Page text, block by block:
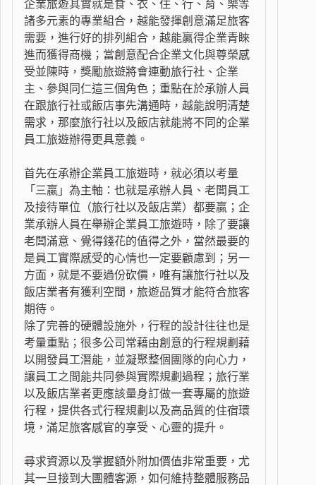
企業旅遊其實就是食、衣、住、行、育、樂等
諸多元素的專業組合，越能發揮創意滿足旅客
需要，進行好的排列組合，越能贏得企業青睞
進而獲得商機；當創意配合企業文化與尊榮感
受並陳時，獎勵旅遊將會連動旅行社、企業
主、參與同仁這三個角色；重點在於承辦人員
在跟旅行社或飯店事先溝通時，越能說明清楚
需求，那麼旅行社以及飯店就能將不同的企業
員工旅遊辦得更具意義。
首先在承辦企業員工旅遊時，就必須以考量
「三贏」為主軸：也就是承辦人員、老闆員工
及接待單位（旅行社以及飯店業）都要贏；企
業承辦人員在舉辦企業員工旅遊時，除了要讓
老闆滿意、覺得錢花的值得之外，當然最要的
是員工實際感受的心情也一定要顧慮到；另一
方面，就是不要過份砍價，唯有讓旅行社以及
飯店業者有獲利空間，旅遊品質才能符合旅客
期待。
除了完善的硬體設施外，行程的設計往往也是
考量重點；很多公司常藉由創意的行程規劃藉
以開發員工潛能，並凝聚整個團隊的向心力，
讓員工之間能共同參與實際規劃過程；旅行業
以及飯店業者更應該量身訂做一套專屬的旅遊
行程，提供各式行程規劃以及高品質的住宿環
境，滿足旅客感官的享受、心靈的提升。
尋求資源以及掌握額外附加價值非常重要，尤
其一旦接到大團體客源，如何維持整體服務品